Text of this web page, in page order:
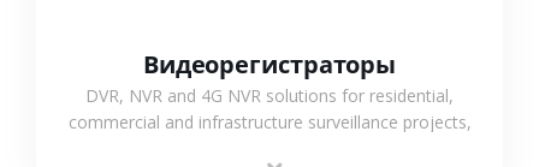
Видеорегистраторы
DVR, NVR and 4G NVR solutions for residential,
commercial and infrastructure surveillance projects,